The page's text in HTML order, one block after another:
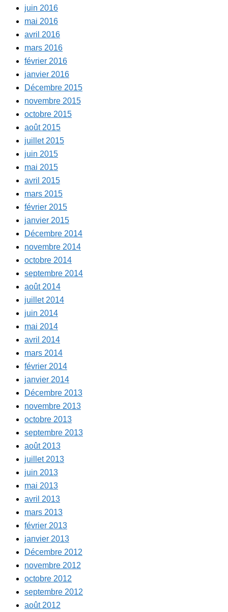
juin 2016
mai 2016
avril 2016
mars 2016
février 2016
janvier 2016
Décembre 2015
novembre 2015
octobre 2015
août 2015
juillet 2015
juin 2015
mai 2015
avril 2015
mars 2015
février 2015
janvier 2015
Décembre 2014
novembre 2014
octobre 2014
septembre 2014
août 2014
juillet 2014
juin 2014
mai 2014
avril 2014
mars 2014
février 2014
janvier 2014
Décembre 2013
novembre 2013
octobre 2013
septembre 2013
août 2013
juillet 2013
juin 2013
mai 2013
avril 2013
mars 2013
février 2013
janvier 2013
Décembre 2012
novembre 2012
octobre 2012
septembre 2012
août 2012